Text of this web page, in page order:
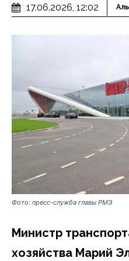
17.06.2026, 12:02
Фото: пресс-служба главы РМЭ
Министр
хозяйства Марий